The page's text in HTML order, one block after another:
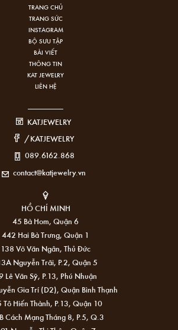
TRANG CHỦ
TRANG SỨC
INSTAGRAM
BỘ SƯU TẬP
BÀI VIẾT
THÔNG TIN
KAT JEWELRY
LIÊN HỆ
KATJEWELRY
/KATJEWELRY
089.6162.868
contact@katjewelry.vn
HỒ CHÍ MINH
45 Bà Hom, Quận 6
442 Hai Bà Trưng, Quận 1
138 Võ Văn Ngân, Thủ Đức
Nguyễn Trãi, P.2, Quận 5
Lê Văn Sỹ, P.13, Phú Nhuận
Gia Trí (D2), Quận Bình Thạnh
Tô Hiến Thành, P.13, Quận 10
Cách Mạng Tháng 8, P.5, Q.3